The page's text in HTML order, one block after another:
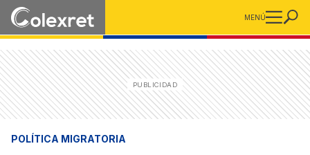
MENÚ
POLÍTICA MIGRATORIA